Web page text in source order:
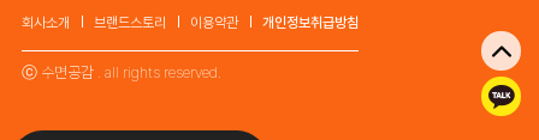
회사소개 브랜드스토리 이용약관 개인정보취급방침
ⓒ 수면공감 . all rights reserved.